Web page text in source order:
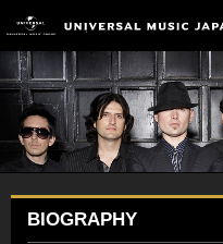
BIOGRAPHY